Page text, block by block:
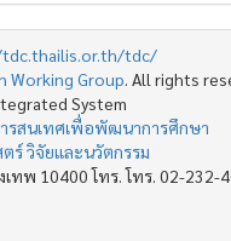
tdc/
Working Group. All rights
System
รสนเทศเพื่อพัฒนาการศึกษา
ร์ วิจัยและนวัตกรรม
ทพ 10400 โทร. โทร. 02-232-